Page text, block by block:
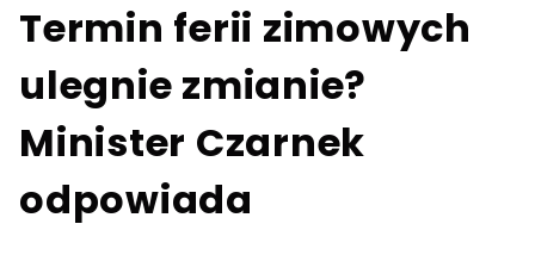
Termin ferii zimowych
ulegnie zmianie?
Minister Czarnek
odpowiada